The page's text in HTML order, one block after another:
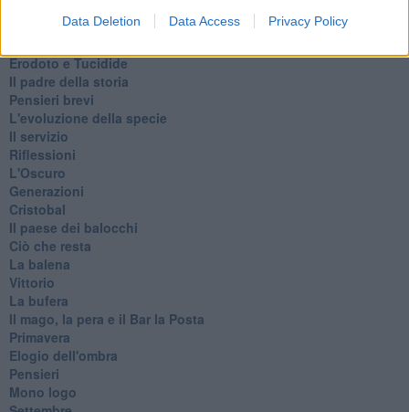
Data Deletion Data Access Privacy Policy
Il guardiano
Erodoto e Tucidide
Il padre della storia
Pensieri brevi
L'evoluzione della specie
Il servizio
Riflessioni
L'Oscuro
Generazioni
Cristobal
Il paese dei balocchi
Ciò che resta
La balena
Vittorio
La bufera
Il mago, la pera e il Bar la Posta
Primavera
Elogio dell'ombra
Pensieri
Mono logo